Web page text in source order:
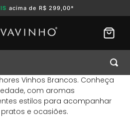
acima de R$ 299,00*
Vinhos Brancos. Conheça
com aromas
estilos para acompanhar
e ocasiões.